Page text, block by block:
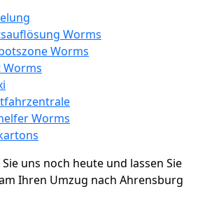
Worms
Worms
Worms
uns noch heute und lassen Sie
Ihren Umzug nach Ahrensburg